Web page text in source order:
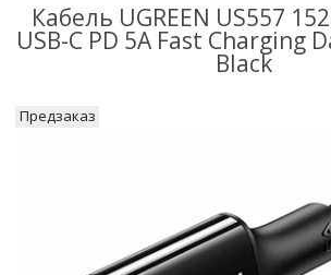
Кабель UGREEN US557
USB-C PD 5A Fast Charging
Black
Предзаказ